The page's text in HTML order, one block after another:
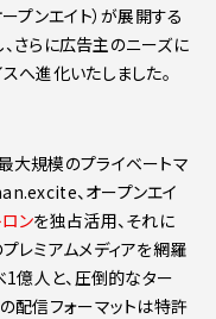
ンエイト）が展開する
さらに広告主のニーズに
へ進化いたしました。
大規模のプライベートマ
、オープンエイ
ンを独占活用、それに
レミアムメディアを網羅
1億人と、圧倒的なター
配信フォーマットは特許